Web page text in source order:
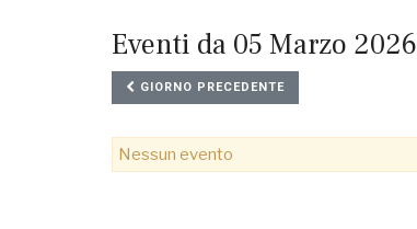
Eventi da 05 Marzo 2026
GIORNO PRECEDENTE
Nessun evento